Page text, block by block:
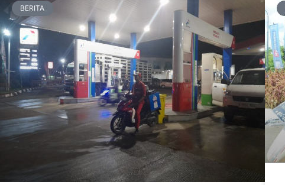
BERITA